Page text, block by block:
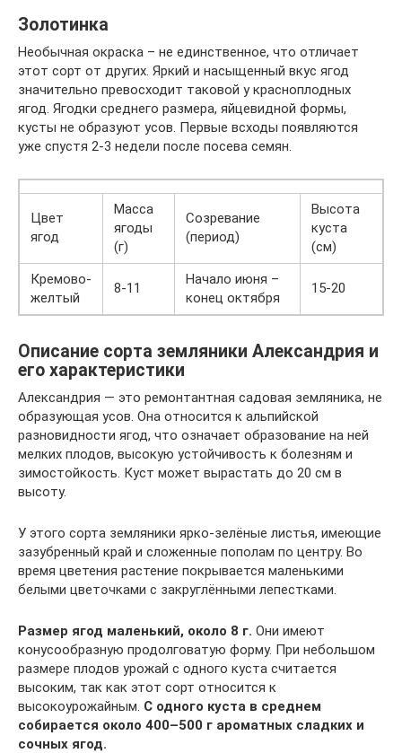
Золотинка
Необычная окраска – не единственное, что отличает
этот сорт от других. Яркий и насыщенный вкус ягод
значительно превосходит таковой у красноплодных
ягод. Ягодки среднего размера, яйцевидной формы,
кусты не образуют усов. Первые всходы появляются
уже спустя 2-3 недели после посева семян.
Цвет
ягод
Масса
ягоды
(г)
Созревание
(период)
Высота
куста
(см)
Кремово-
желтый
8-11
Начало июня –
конец октября
15-20
Описание сорта земляники Александрия и
его характеристики
Александрия — это ремонтантная садовая земляника, не
образующая усов. Она относится к альпийской
разновидности ягод, что означает образование на ней
мелких плодов, высокую устойчивость к болезням и
зимостойкость. Куст может вырастать до 20 см в
высоту.
У этого сорта земляники ярко-зелёные листья, имеющие
зазубренный край и сложенные пополам по центру. Во
время цветения растение покрывается маленькими
белыми цветочками с закруглёнными лепестками.
Размер ягод маленький, около 8 г. Они имеют
конусообразную продолговатую форму. При небольшом
размере плодов урожай с одного куста считается
высоким, так как этот сорт относится к
высокоурожайным. С одного куста в среднем
собирается около 400–500 г ароматных сладких и
сочных ягод.